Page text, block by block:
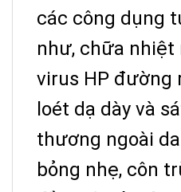
các công dụng
như, chữa nhiệt
virus HP đường
loét dạ dày và
thương ngoài
bỏng nhẹ, côn